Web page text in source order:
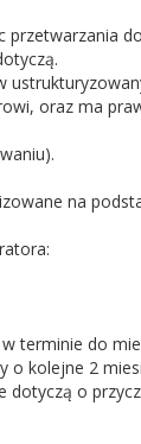
oraz ma
na
terminie do
o kolejne 2
o